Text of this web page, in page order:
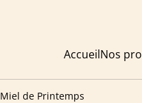
AccueilNos
Miel de Printemps